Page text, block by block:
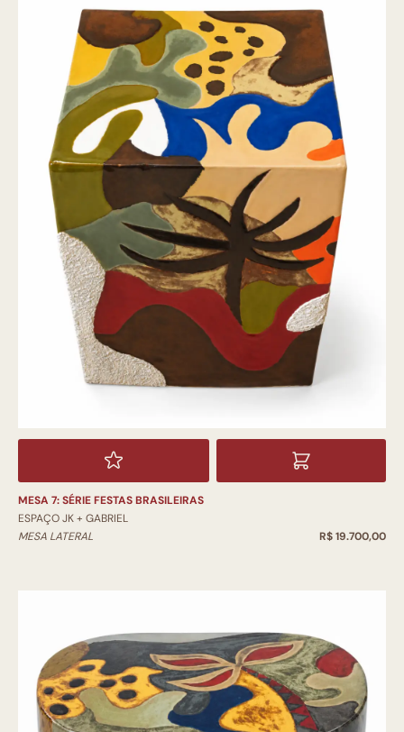
MESA 7: SÉRIE FESTAS BRASILEIRAS
ESPAÇO JK + GABRIEL
MESA LATERAL
R$ 19.700,00